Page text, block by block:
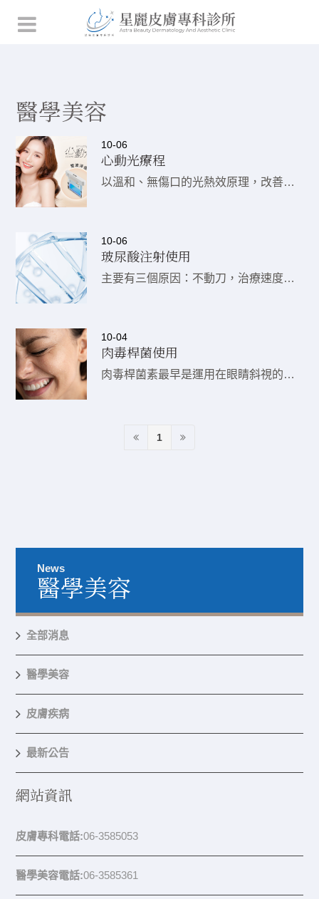
首頁 醫學美容
醫學美容
10-06
心動光療程
以溫和、無傷口的光熱效原理，改善多種皮膚問題
10-06
玻尿酸注射使用
主要有三個原因：不動刀，治療速度快，不影響生活作息。
10-04
肉毒桿菌使用
肉毒桿菌素最早是運用在眼睛斜視的治療 (台灣俗稱脫窗)，由美國的眼科醫生發現，這個藥劑竟然在治療後，會讓人少了皺紋，變得柔和年輕，因此大量運用在美容的治療上。
1
News
醫學美容
全部消息
醫學美容
皮膚疾病
最新公告
網站資訊
皮膚專科電話:06-3585053
醫學美容電話:06-3585361